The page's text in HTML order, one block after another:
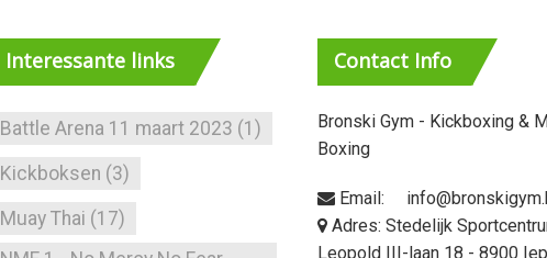
Interessante links
Battle Arena 11 maart 2023 (1)
Kickboksen (3)
Muay Thai (17)
ContactInfo
Bronski Gym - Kickboxing &
Boxing
Email:
Adres: Stedelijk
Leopold III-laan 18 - 8900